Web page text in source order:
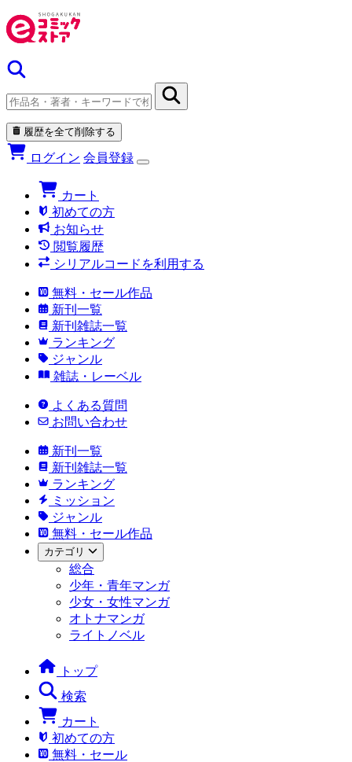
履歴を全て削除する
ログイン 会員登録
カート
初めての方
お知らせ
閲覧履歴
シリアルコードを利用する
無料・セール作品
新刊一覧
新刊雑誌一覧
ランキング
ジャンル
雑誌・レーベル
よくある質問
お問い合わせ
新刊一覧
新刊雑誌一覧
ランキング
ミッション
ジャンル
無料・セール作品
カテゴリ
総合
少年・青年マンガ
少女・女性マンガ
オトナマンガ
ライトノベル
トップ
検索
カート
初めての方
無料・セール